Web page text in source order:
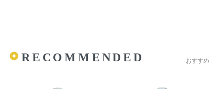
RECOMMENDED おすすめ